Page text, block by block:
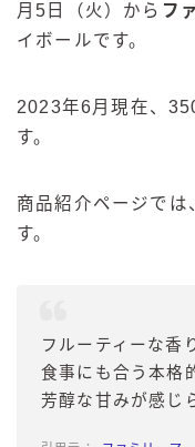
月5日（火）から フ
イボールです。
2023年6月現在、
す。
商品紹介ページでは
す。
フルーティーな香
食事にも合う本格
芳醇な甘みが感じ